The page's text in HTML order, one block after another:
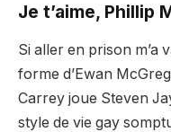
Je t’aime, Phillip
Si aller en prison m’a
forme d’Ewan
Carrey joue Steven
style de vie gay